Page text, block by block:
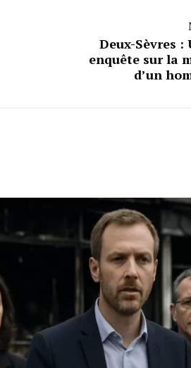
Deux-Sèvres :
enquête sur la
d’un